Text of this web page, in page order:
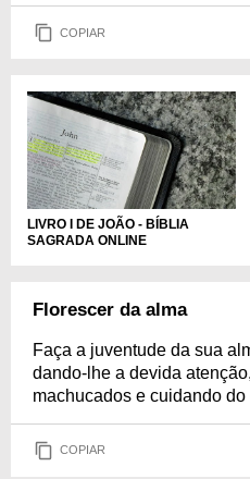
COPIAR
LIVRO I DE JOÃO - BÍBLIA
SAGRADA ONLINE
Florescer da alma
Faça a juventude da sua
dando-lhe a devida
machucados e cuidando
COPIAR